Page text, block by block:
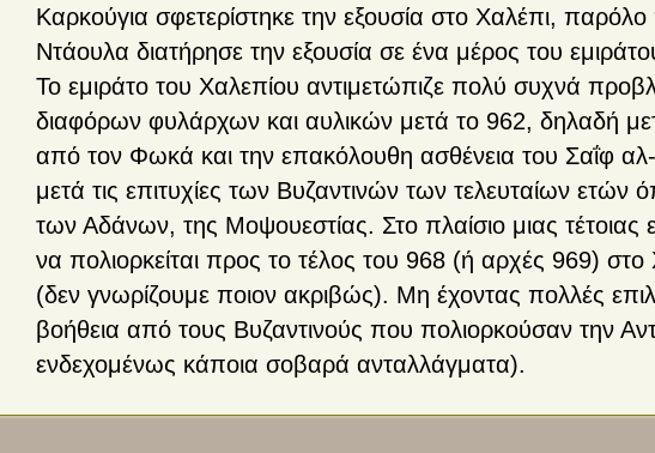
Καρκούγια σφετερίστηκε την εξουσία στο Χαλέπι,
Ντάουλα διατήρησε την εξουσία σε ένα μέρος του
Το εμιράτο του Χαλεπίου αντιμετώπιζε πολύ συχνά
διαφόρων φυλάρχων και αυλικών μετά το 962, δηλαδή
από τον Φωκά και την επακόλουθη ασθένεια του Σαΐφ
μετά τις επιτυχίες των Βυζαντινών των τελευταίων ετών
των Αδάνων, της Μοψουεστίας. Στο πλαίσιο μιας τέτοιας
να πολιορκείται προς το τέλος του 968 (ή αρχές 969)
(δεν γνωρίζουμε ποιον ακριβώς). Μη έχοντας πολλές
βοήθεια από τους Βυζαντινούς που πολιορκούσαν την
ενδεχομένως κάποια σοβαρά ανταλλάγματα).